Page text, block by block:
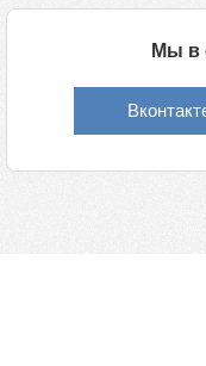
Мы в